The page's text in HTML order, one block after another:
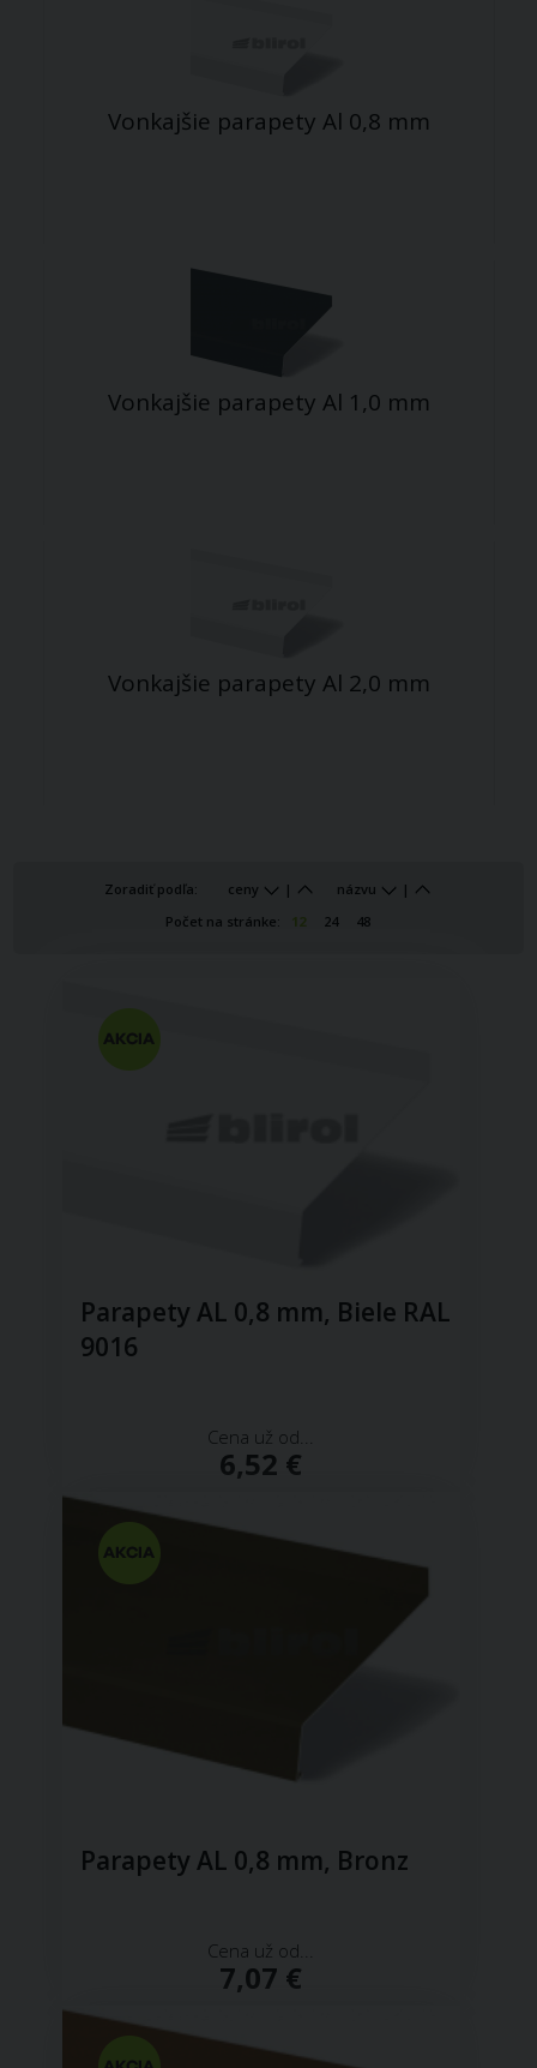
Vonkajšie parapety Al 0,8 mm
Vonkajšie parapety Al 1,0 mm
Vonkajšie parapety Al 2,0 mm
Zoradiť podľa: ceny | názvu
|
Počet na stránke: 12 24 48
Parapety AL 0,8 mm, Biele RAL
9016
Cena už od...
6,52 €
Parapety AL 0,8 mm, Bronz
Cena už od...
7,07 €